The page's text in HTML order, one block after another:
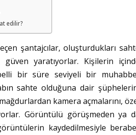
edilir?
şantajcılar, oluşturdukları
güven yaratıyorlar. Kişilerin
bir süre seviyeli bir
sahte olduğuna dair
kamera açmalarını,
Görüntülü görüşmeden ya
kaydedilmesiyle